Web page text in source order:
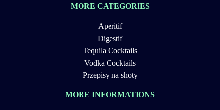
MORE CATEGORIES
Aperitif
Digestif
Tequila Cocktails
Vodka Cocktails
Przepisy na shoty
MORE INFORMATIONS